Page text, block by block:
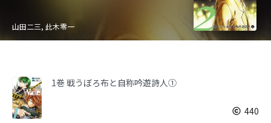
山田二三, 此木零一
1巻 戦うぼろ布と自称吟遊詩人①
440